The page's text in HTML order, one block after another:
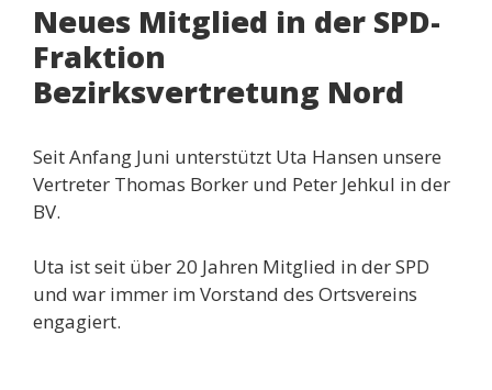
Neues Mitglied in der SPD-
Fraktion
Bezirksvertretung Nord
Seit Anfang Juni unterstützt Uta Hansen unsere
Vertreter Thomas Borker und Peter Jehkul in der
BV.
Uta ist seit über 20 Jahren Mitglied in der SPD
und war immer im Vorstand des Ortsvereins
engagiert.